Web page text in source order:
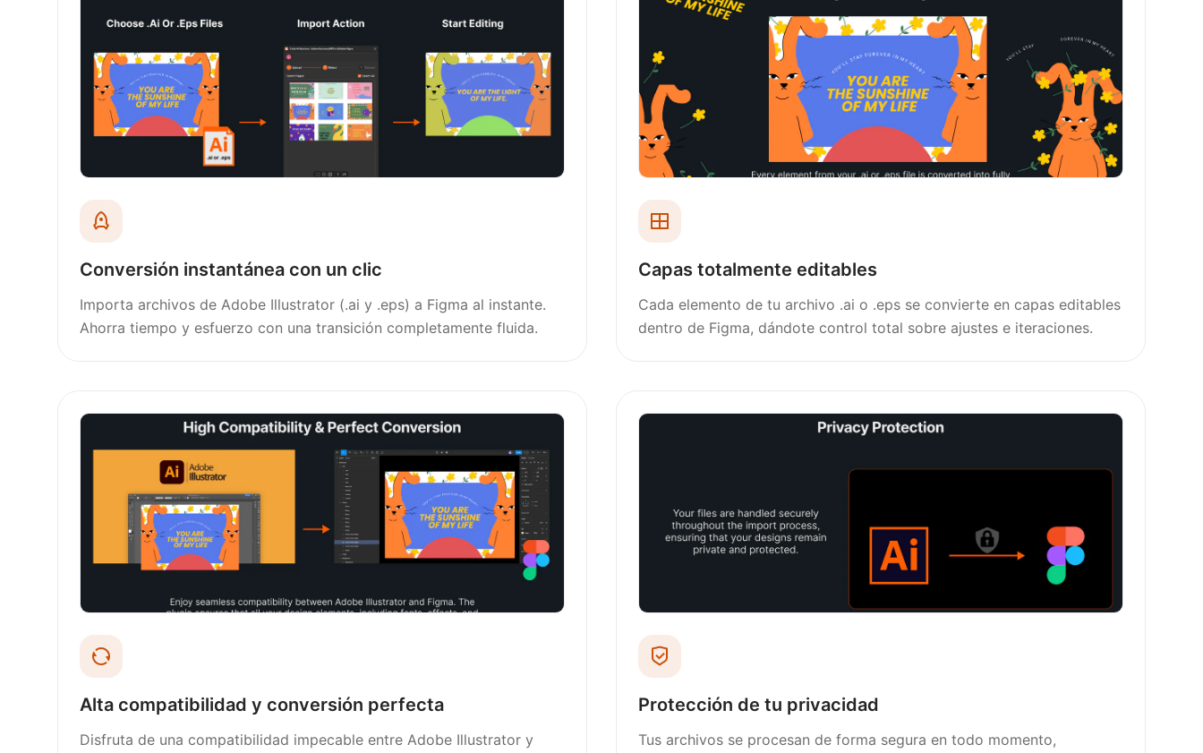
Conversión instantánea con un clic
Importa archivos de Adobe Illustrator (.ai y .eps) a Figma al instante.
Ahorra tiempo y esfuerzo con una transición completamente fluida.
Capas totalmente editables
Cada elemento de tu archivo .ai o .eps se convierte en capas editables
dentro de Figma, dándote control total sobre ajustes e iteraciones.
Alta compatibilidad y conversión perfecta
Disfruta de una compatibilidad impecable entre Adobe Illustrator y
Protección de tu privacidad
Tus archivos se procesan de forma segura en todo momento,